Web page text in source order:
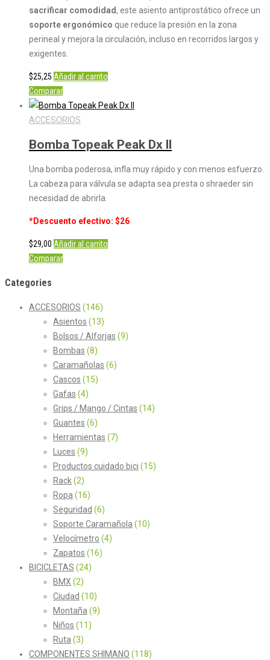
sacrificar comodidad, este asiento antiprostático ofrece un
soporte ergonómico que reduce la presión en la zona
perineal y mejora la circulación, incluso en recorridos largos y
exigentes.
$25,25 Añadir al carrito
Comparar
ACCESORIOS
Bomba Topeak Peak Dx ll
Una bomba poderosa, infla muy rápido y con menos esfuerzo.
La cabeza para válvula se adapta sea presta o shraeder sin
necesidad de abrirla.
*Descuento efectivo: $26
$29,00 Añadir al carrito
Comparar
Categories
ACCESORIOS (146)
Asientos (13)
Bolsos / Alforjas (9)
Bombas (8)
Caramañolas (6)
Cascos (15)
Gafas (4)
Grips / Mango / Cintas (14)
Guantes (6)
Herramientas (7)
Luces (9)
Productos cuidado bici (15)
Rack(2)
Ropa (16)
Seguridad (6)
Soporte Caramañola (10)
Velocímetro (4)
Zapatos (16)
BICICLETAS (24)
BMX (2)
Ciudad (10)
Montaña (9)
Niños (11)
Ruta (3)
COMPONENTES SHIMANO (118)